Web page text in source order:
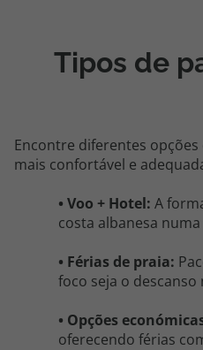
Tipos de
Encontre diferentes
mais confortável e
• Voo + Hotel: A
costa albanesa
• Férias de praia:
foco seja o descanso
• Opções
oferecendo férias